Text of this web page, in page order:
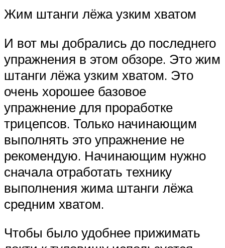
Жим штанги лёжа узким хватом
И вот мы добрались до последнего
упражнения в этом обзоре. Это жим
штанги лёжа узким хватом. Это
очень хорошее базовое
упражнение для проработке
трицепсов. Только начинающим
выполнять это упражнение не
рекомендую. Начинающим нужно
сначала отработать технику
выполнения жима штанги лёжа
средним хватом.
Чтобы было удобнее прижимать